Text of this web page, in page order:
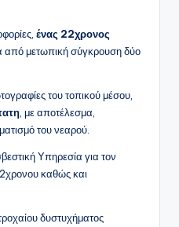
ένας 22χρονος
από μετωπική σύγκρουση δύο
του τοπικού μέσου,
, με αποτέλεσμα,
του νεαρού.
Υπηρεσία για τον
καθώς και
δυστυχήματος